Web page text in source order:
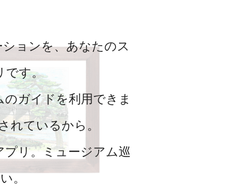
ョンを、あなたのス
です。
ガイドを利用できま
れているから。
リ。ミュージアム巡
。